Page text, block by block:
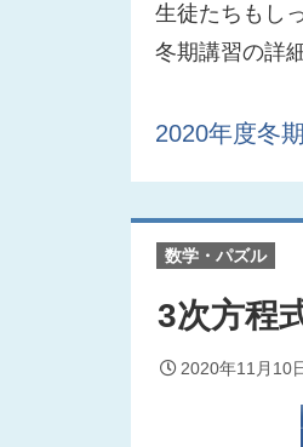
生徒たちもし
冬期講習の詳
2020年度冬
数学・パズル
3次方程
2020年11月10